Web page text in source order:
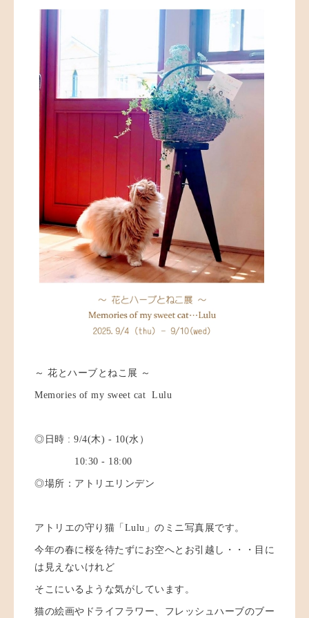
～ 花とハーブとねこ展 ～
Memories of my sweet cat Lulu
◎日時 : 9/4(木) - 10(水）
10:30 - 18:00
◎場所：アトリエリンデン
アトリエの守り猫「Lulu」のミニ写真展です。
今年の春に桜を待たずにお空へとお引越し・・・目に
は見えないけれど
そこにいるような気がしています。
猫の絵画やドライフラワー、フレッシュハーブのブー